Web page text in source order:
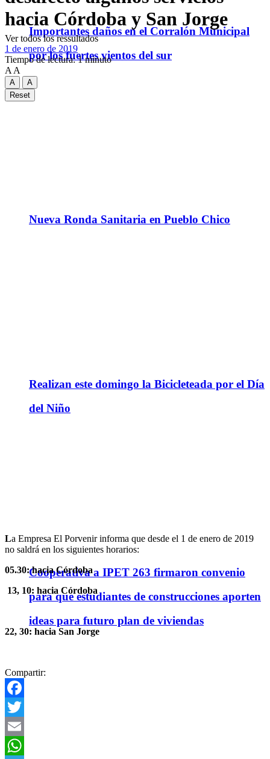
Importantes daños en el Corralón Municipal
por los fuertes vientos del sur
Nueva Ronda Sanitaria en Pueblo Chico
Realizan este domingo la Bicicleteada por el Día
del Niño
Cooperativa a IPET 263 firmaron convenio
para que estudiantes de construcciones aporten
ideas para futuro plan de viviendas
Ver todos los ressultados
hacia Córdoba y San Jorge
1 de enero de 2019
Tiempo de lectura: 1 minuto
A A
A
A
Reset
La Empresa El Porvenir informa que desde el 1 de enero de 2019
no saldrá en los siguientes horarios:
05.30: hacia Córdoba
13, 10: hacia Córdoba
22, 30: hacia San Jorge
Compartir:
Facebook
Twitter
Email